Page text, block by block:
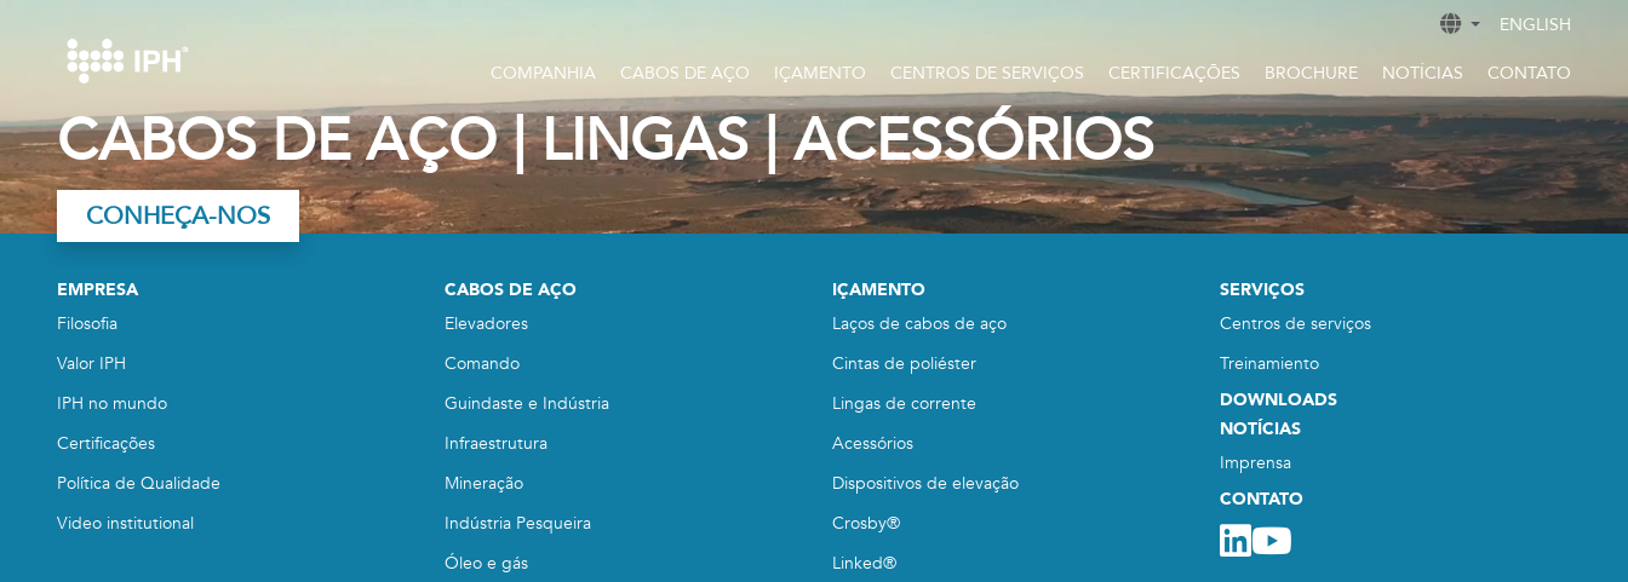
ENGLISH
COMPANHIA CABOS DE AÇO IÇAMENTO CENTROS DE SERVIÇOS CERTIFICAÇÕES BROCHURE NOTÍCIAS CONTATO
CABOS DE AÇO | LINGAS | ACESSÓRIOS
CONHEÇA-NOS
EMPRESA
Filosofia
Valor IPH
IPH no mundo
Certificações
Política de Qualidade
Video institutional
CABOS DE AÇO
Elevadores
Comando
Guindaste e Indústria
Infraestrutura
Mineração
Indústria Pesqueira
Óleo e gás
IÇAMENTO
Laços de cabos de aço
Cintas de poliéster
Lingas de corrente
Acessórios
Dispositivos de elevação
Crosby®
Linked®
SERVIÇOS
Centros de serviços
Treinamiento
DOWNLOADS
NOTÍCIAS
Imprensa
CONTATO